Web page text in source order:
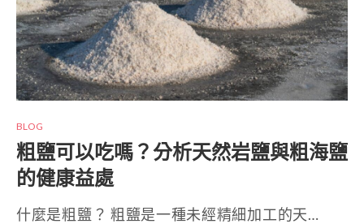
BLOG
粗鹽可以吃嗎？分析天然岩鹽與粗海鹽
的健康益處
什麼是粗鹽？ 粗鹽是一種未經精細加工的天…